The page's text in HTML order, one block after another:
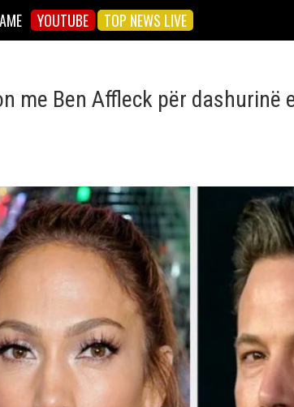
YOUTUBE TOP NEWS LIVE
me Ben Affleck për dashurinë